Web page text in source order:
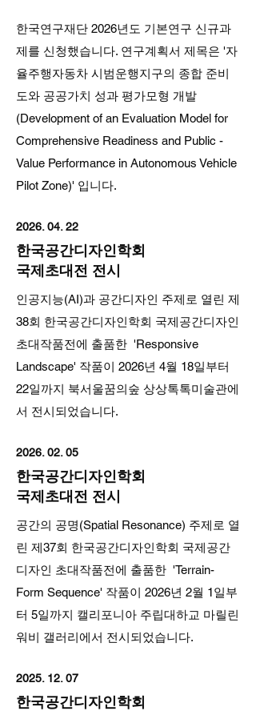
한국연구재단 2026년도 기본연구 신규과
제를 신청했습니다. 연구계획서 제목은 '자
율주행자동차 시범운행지구의 종합 준비
도와 공공가치 성과 평가모형 개발
(Development of an Evaluation Model for
Comprehensive Readiness and Public -
Value Performance in Autonomous Vehicle
Pilot Zone)' 입니다.
2026. 04. 22
한국공간디자인학회
국제초대전 전시
인공지능(AI)과 공간디자인 주제로 열린 제
38회 한국공간디자인학회 국제공간디자인
초대작품전에 출품한 'Responsive
Landscape' 작품이 2026년 4월 18일부터
22일까지 북서울꿈의숲 상상톡톡미술관에
서 전시되었습니다.
2026. 02. 05
한국공간디자인학회
국제초대전 전시
공간의 공명(Spatial Resonance) 주제로 열
린 제37회 한국공간디자인학회 국제공간
디자인 초대작품전에 출품한 'Terrain-
Form Sequence' 작품이 2026년 2월 1일부
터 5일까지 캘리포니아 주립대하교 마릴린
워비 갤러리에서 전시되었습니다.
2025. 12. 07
한국공간디자인학회